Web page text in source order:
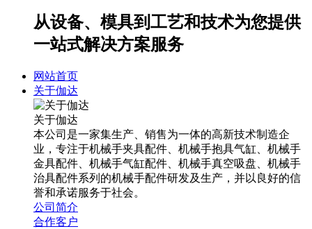
从设备、模具到工艺和技术为您提供
一站式解决方案服务
网站首页
关于伽达
关于伽达
本公司是一家集生产、销售为一体的高新技术制造企
业，专注于机械手夹具配件、机械手抱具气缸、机械手
金具配件、机械手气缸配件、机械手真空吸盘、机械手
治具配件系列的机械手配件研发及生产，并以良好的信
誉和承诺服务于社会。
公司简介
合作客户